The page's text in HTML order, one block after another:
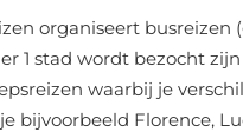
organiseert busreizen
1 stad wordt bezocht
waarbij je
bijvoorbeeld Florence,